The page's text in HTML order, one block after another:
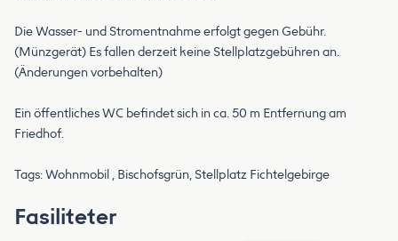
Die Wasser- und Stromentnahme erfolgt gegen Gebühr.
(Münzgerät) Es fallen derzeit keine Stellplatzgebühren an.
(Änderungen vorbehalten)
Ein öffentliches WC befindet sich in ca. 50 m Entfernung am
Friedhof.
Tags: Wohnmobil , Bischofsgrün, Stellplatz Fichtelgebirge
Fasiliteter